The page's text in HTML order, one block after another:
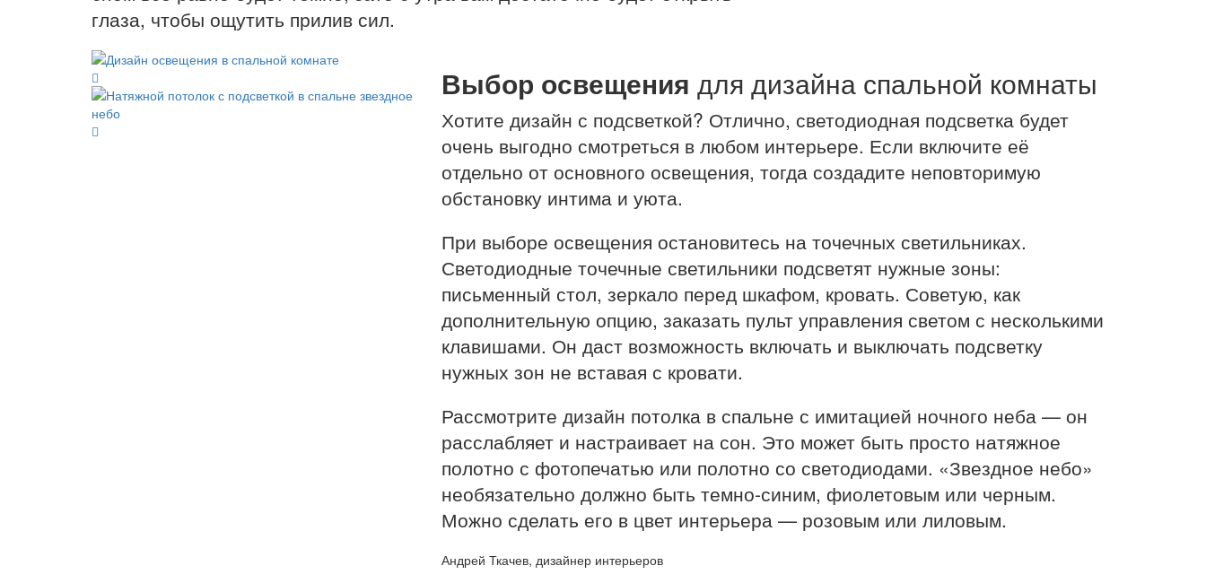
глаза, чтобы ощутить прилив сил.
Выбор освещения для дизайна спальной комнаты
Хотите дизайн с подсветкой? Отлично, светодиодная подсветка будет
очень выгодно смотреться в любом интерьере. Если включите её
отдельно от основного освещения, тогда создадите неповторимую
обстановку интима и уюта.
При выборе освещения остановитесь на точечных светильниках.
Светодиодные точечные светильники подсветят нужные зоны:
письменный стол, зеркало перед шкафом, кровать. Советую, как
дополнительную опцию, заказать пульт управления светом с несколькими
клавишами. Он даст возможность включать и выключать подсветку
нужных зон не вставая с кровати.
Рассмотрите дизайн потолка в спальне с имитацией ночного неба — он
расслабляет и настраивает на сон. Это может быть просто натяжное
полотно с фотопечатью или полотно со светодиодами. «Звездное небо»
необязательно должно быть темно-синим, фиолетовым или черным.
Можно сделать его в цвет интерьера — розовым или лиловым.
Андрей Ткачев, дизайнер интерьеров